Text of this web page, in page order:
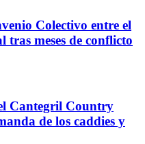
Colectivo entre el
tras meses de conflicto
Cantegril Country
de los caddies y